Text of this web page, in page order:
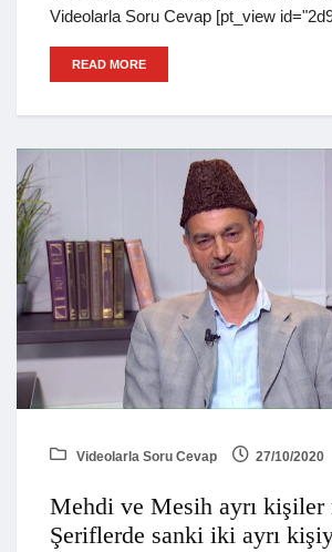
Videolarla Soru Cevap [pt_view
READ MORE
Videolarla Soru Cevap 27/10/2020
Mehdi ve Mesih ayrı
Şeriflerde sanki iki ayrı